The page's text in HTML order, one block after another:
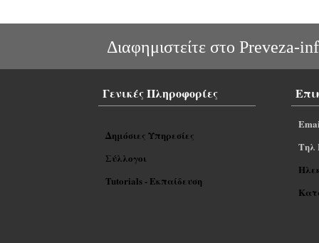
Διαφημιστείτε στο Preveza-
Γενικές Πληροφορίες
Δημόσιες Υπηρεσίες
Σύλλογοι
Tutorials - Εκπαίδευση
Tηλ